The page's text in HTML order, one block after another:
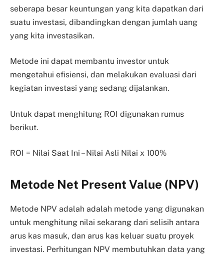
seberapa besar keuntungan yang kita dapatkan dari
suatu investasi, dibandingkan dengan jumlah uang
yang kita investasikan.
Metode ini dapat membantu investor untuk
mengetahui efisiensi, dan melakukan evaluasi dari
kegiatan investasi yang sedang dijalankan.
Untuk dapat menghitung ROI digunakan rumus
berikut.
ROI = Nilai Saat Ini – Nilai Asli Nilai x 100%
Metode Net Present Value (NPV)
Metode NPV adalah adalah metode yang digunakan
untuk menghitung nilai sekarang dari selisih antara
arus kas masuk, dan arus kas keluar suatu proyek
investasi. Perhitungan NPV membutuhkan data yang